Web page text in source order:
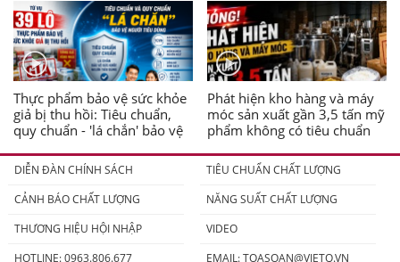
Thực phẩm bảo vệ sức khỏe
giả bị thu hồi: Tiêu chuẩn,
quy chuẩn - 'lá chắn' bảo vệ
Phát hiện kho hàng và máy
móc sản xuất gần 3,5 tấn mỹ
phẩm không có tiêu chuẩn
DIỄN ĐÀN CHÍNH SÁCH
TIÊU CHUẨN CHẤT LƯỢNG
CẢNH BÁO CHẤT LƯỢNG
NĂNG SUẤT CHẤT LƯỢNG
THƯƠNG HIỆU HỘI NHẬP
VIDEO
HOTLINE: 0963.806.677
EMAIL:TOASOAN@VIETQ.VN